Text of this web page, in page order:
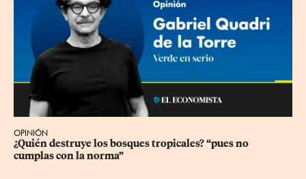
OPINIÓN
¿Quién destruye los bosques tropicales? “pues no
cumplas con la norma”